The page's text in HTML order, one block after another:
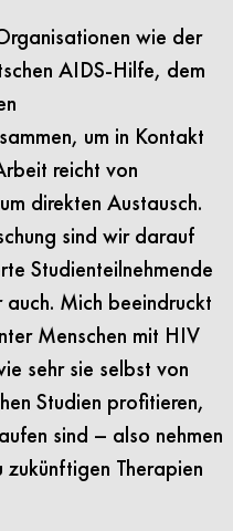
wie der
AIDS-Hilfe, dem
um in Kontakt
reicht von
direkten Austausch.
sind wir darauf
Studienteilnehmende
Mich beeindruckt
Menschen mit HIV
sehr sie selbst von
Studien profitieren,
sind – also nehmen
zukünftigen Therapien